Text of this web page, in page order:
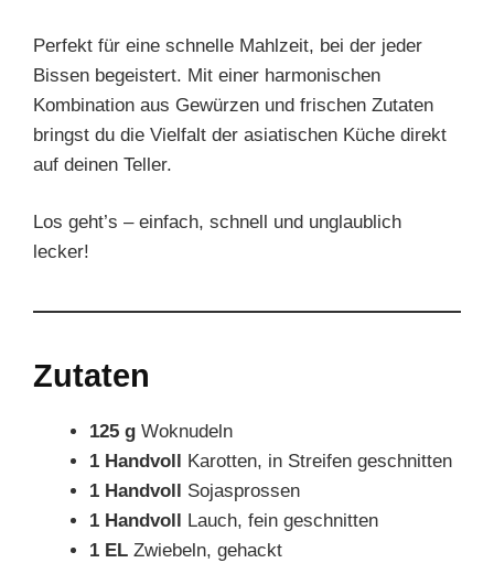
Perfekt für eine schnelle Mahlzeit, bei der jeder
Bissen begeistert. Mit einer harmonischen
Kombination aus Gewürzen und frischen Zutaten
bringst du die Vielfalt der asiatischen Küche direkt
auf deinen Teller.
Los geht’s – einfach, schnell und unglaublich
lecker!
Zutaten
125 g Woknudeln
1 Handvoll
Karotten, in Streifen geschnitten
1 Handvoll
Sojasprossen
1 Handvoll
Lauch, fein geschnitten
1 EL Zwiebeln, gehackt